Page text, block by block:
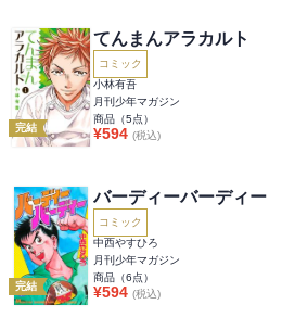
完結
てんまんアラカルト
コミック
小林有吾
月刊少年マガジン
商品（5点）
¥594 (税込)
完結
バーディーバーディー
コミック
中西やすひろ
月刊少年マガジン
商品（6点）
¥594 (税込)